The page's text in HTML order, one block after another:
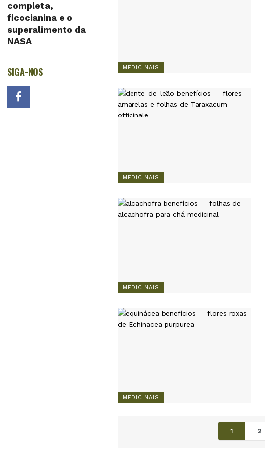
MEDICINAIS
MEDICINAIS
MEDICINAIS
MEDICINAIS
1 2
completa,
ficocianina e o
superalimento da
NASA
SIGA-NOS